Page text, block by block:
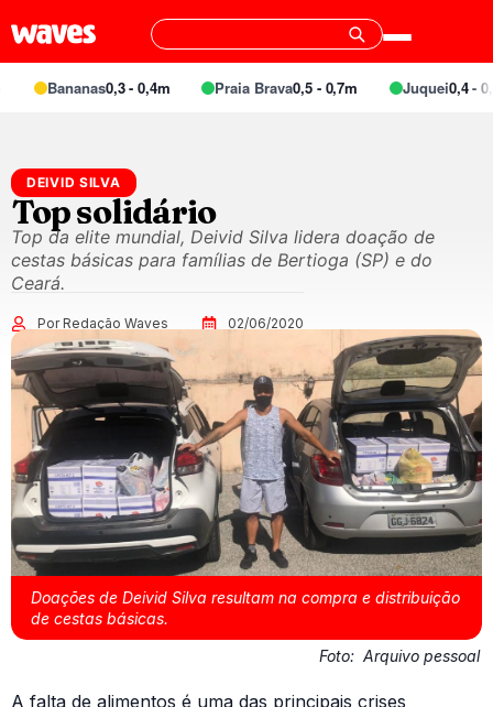
Bananas0,3 - 0,4m Praia Brava0,5 - 0,7m Juquei0,4 -
DEIVID SILVA
Top solidário
Top da elite mundial, Deivid Silva lidera doação de
cestas básicas para famílias de Bertioga (SP) e do
Ceará.
Por Redação Waves 02/06/2020
Doações de Deivid Silva resultam na compra e distribuição
de cestas básicas.
Foto: Arquivo pessoal
A falta de alimentos é uma das principais crises